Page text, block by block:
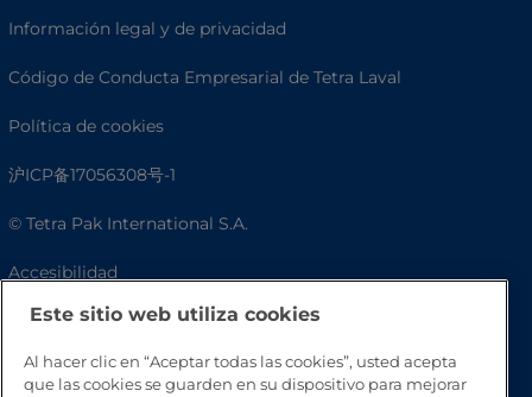
Información legal y de privacidad
Código de Conducta Empresarial de Tetra Laval
Política de cookies
沪ICP备17056308号-1
© Tetra Pak International S.A.
Accesibilidad
Preguntas frecuentes
Este sitio web utiliza cookies
Al hacer clic en “Aceptar todas las cookies”, usted acepta
que las cookies se guarden en su dispositivo para mejorar